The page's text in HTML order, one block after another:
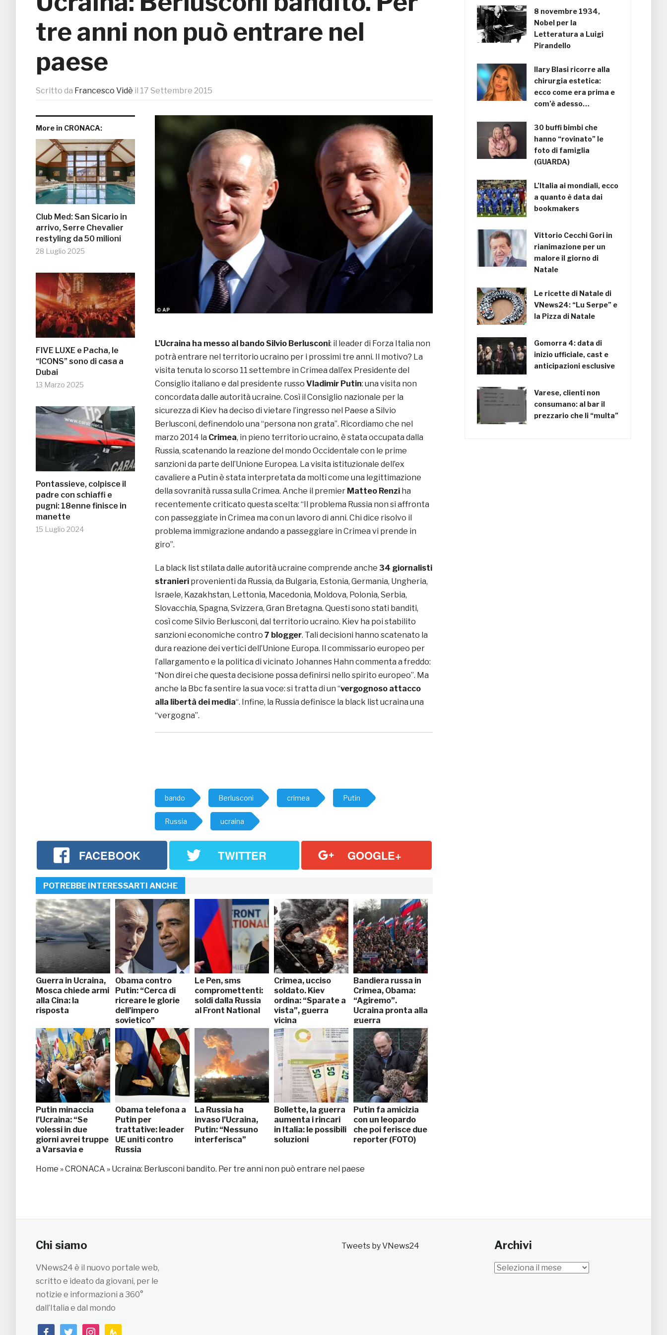
tre anni non può entrare nel
paese
Scritto da Francesco Vidè il 17 Settembre 2015
More in CRONACA:
Club Med: San Sicario in
arrivo, Serre Chevalier
restyling da 50 milioni
28 Luglio 2025
FIVE LUXE e Pacha, le
“ICONS” sono di casa a
Dubai
13 Marzo 2025
Pontassieve, colpisce il
padre con schiaffi e
pugni: 18enne finisce in
manette
15 Luglio 2024
L’Ucraina ha messo al bando Silvio Berlusconi: il leader di Forza Italia non
potrà entrare nel territorio ucraino per i prossimi tre anni. Il motivo? La
visita tenuta lo scorso 11 settembre in Crimea dall’ex Presidente del
Consiglio italiano e dal presidente russo Vladimir Putin: una visita non
concordata dalle autorità ucraine. Così il Consiglio nazionale per la
sicurezza di Kiev ha deciso di vietare l’ingresso nel Paese a Silvio
Berlusconi, definendolo una “persona non grata”. Ricordiamo che nel
marzo 2014 la Crimea, in pieno territorio ucraino, è stata occupata dalla
Russia, scatenando la reazione del mondo Occidentale con le prime
sanzioni da parte dell’Unione Europea. La visita istituzionale dell’ex
cavaliere a Putin è stata interpretata da molti come una legittimazione
della sovranità russa sulla Crimea. Anche il premier Matteo Renzi ha
recentemente criticato questa scelta: “Il problema Russia non si affronta
con passeggiate in Crimea ma con un lavoro di anni. Chi dice risolvo il
problema immigrazione andando a passeggiare in Crimea vi prende in
giro”.
La black list stilata dalle autorità ucraine comprende anche 34 giornalisti
stranieri provenienti da Russia, da Bulgaria, Estonia, Germania, Ungheria,
Israele, Kazakhstan, Lettonia, Macedonia, Moldova, Polonia, Serbia,
Slovacchia, Spagna, Svizzera, Gran Bretagna. Questi sono stati banditi,
così come Silvio Berlusconi, dal territorio ucraino. Kiev ha poi stabilito
sanzioni economiche contro 7 blogger. Tali decisioni hanno scatenato la
dura reazione dei vertici dell’Unione Europa. Il commissario europeo per
l’allargamento e la politica di vicinato Johannes Hahn commenta a freddo:
“Non direi che questa decisione possa definirsi nello spirito europeo”. Ma
anche la Bbc fa sentire la sua voce: si tratta di un “vergognoso attacco
alla libertà dei media“. Infine, la Russia definisce la black list ucraina una
“vergogna”.
bando Berlusconi crimea Putin
Russia ucraina
FACEBOOK TWITTER GOOGLE+
POTREBBE INTERESSARTI ANCHE
Guerra in Ucraina,
Mosca chiede armi
alla Cina: la
risposta
Obama contro
Putin: “Cerca di
ricreare le glorie
dell’impero
sovietico”
Le Pen, sms
compromettenti:
soldi dalla Russia
al Front National
Crimea, ucciso
soldato. Kiev
ordina: “Sparate a
vista”, guerra
vicina
Bandiera russa in
Crimea, Obama:
“Agiremo”.
Ucraina pronta alla
guerra
Putin minaccia
l’Ucraina: “Se
volessi in due
giorni avrei truppe
a Varsavia e
Obama telefona a
Putin per
trattative: leader
UE uniti contro
Russia
La Russia ha
invaso l’Ucraina,
Putin: “Nessuno
interferisca”
Bollette, la guerra
aumenta i rincari
in Italia: le possibili
soluzioni
Putin fa amicizia
con un leopardo
che poi ferisce due
reporter (FOTO)
Home »CRONACA » Ucraina: Berlusconi bandito. Per tre anni non può entrare nel paese
8 novembre 1934,
Nobel per la
Letteratura a Luigi
Pirandello
Ilary Blasi ricorre alla
chirurgia estetica:
ecco come era prima e
com’è adesso…
30 buffi bimbi che
hanno “rovinato” le
foto di famiglia
(GUARDA)
L’Italia ai mondiali, ecco
a quanto è data dai
bookmakers
Vittorio Cecchi Gori in
rianimazione per un
malore il giorno di
Natale
Le ricette di Natale di
VNews24: “Lu Serpe” e
la Pizza di Natale
Gomorra 4: data di
inizio ufficiale, cast e
anticipazioni esclusive
Varese, clienti non
consumano: al bar il
prezzario che li “multa”
Chi siamo
VNews24 è il nuovo portale web,
scritto e ideato da giovani, per le
notizie e informazioni a 360°
dall’Italia e dal mondo
facebooktwitterinstagramfeedburner
Tweets by VNews24 Archivi
Archivi